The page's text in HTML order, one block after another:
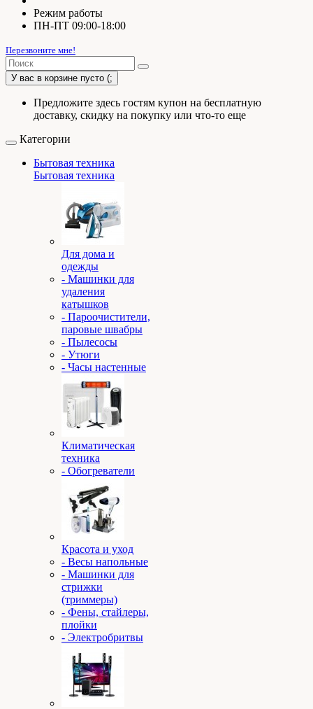
Режим работы
ПН-ПТ 09:00-18:00
Перезвоните мне!
У вас в корзине пусто (;
Предложите здесь гостям купон на бесплатную
доставку, скидку на покупку или что-то еще
Категории
Бытовая техника
Бытовая техника
Для дома и
одежды
- Машинки для
удаления
катышков
- Пароочистители,
паровые швабры
- Пылесосы
- Утюги
- Часы настенные
Климатическая
техника
- Обогреватели
Красота и уход
- Весы напольные
- Машинки для
стрижки
(триммеры)
- Фены, стайлеры,
плойки
- Электробритвы